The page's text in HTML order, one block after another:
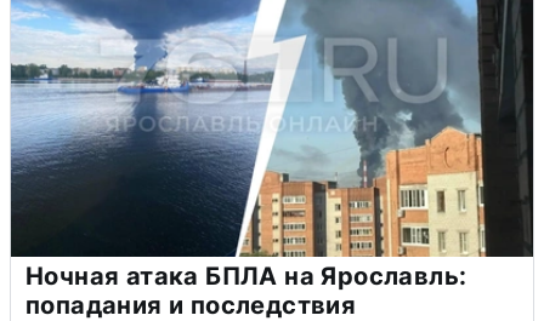
Ночная атака БПЛА на Ярославль:
попадания и последствия